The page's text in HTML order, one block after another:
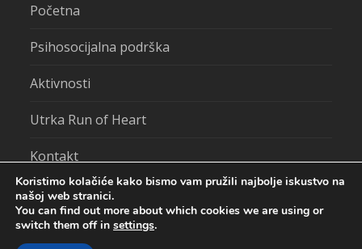
Početna
Psihosocijalna podrška
Aktivnosti
Utrka Run of Heart
Kontakt
Koristimo kolačiće kako bismo vam pružili najbolje iskustvo na
našoj web stranici.
You can find out more about which cookies we are using or
switch them off in settings.